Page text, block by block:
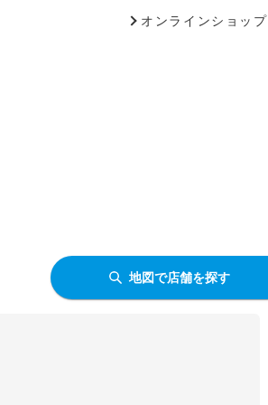
オンラインショップ
地図で店舗を探す